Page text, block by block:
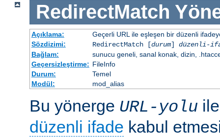
RedirectMatch
Açıklama:
Geçerli URL ile eşleşen bir düzenli
Sözdizimi:
RedirectMatch [durum] düzenli-
Bağlam:
sunucu geneli, sanal konak, dizin,
Geçersizleştirme: FileInfo
Durum:
Temel
Modül:
mod_alias
Bu yönerge URL-yolu
düzenli ifade kabul